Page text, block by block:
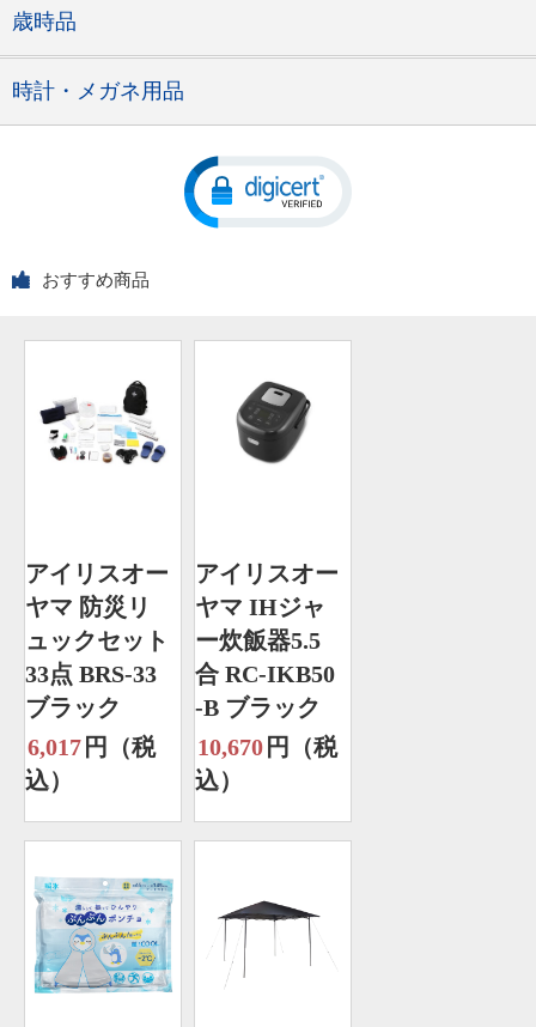
歳時品
時計・メガネ用品
おすすめ商品
アイリスオー
ヤマ 防災リ
ュックセット
33点 BRS-33
ブラック
6,017 円（税
込）
アイリスオー
ヤマ IHジャ
ー炊飯器5.5
合 RC-IKB50
-B ブラック
10,670 円（税
込）